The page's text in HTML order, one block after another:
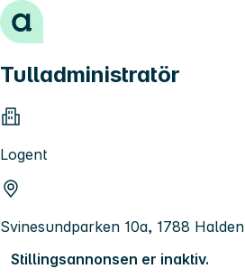
Hopp til innhold
Tulladministratör
Logent
Svinesundparken 10a, 1788 Halden
Stillingsannonsen er inaktiv.